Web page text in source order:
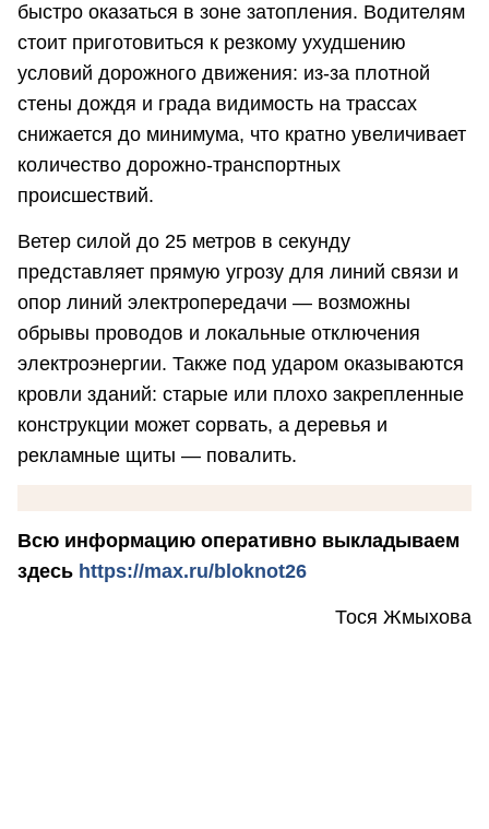
быстро оказаться в зоне затопления. Водителям
стоит приготовиться к резкому ухудшению
условий дорожного движения: из-за плотной
стены дождя и града видимость на трассах
снижается до минимума, что кратно увеличивает
количество дорожно-транспортных
происшествий.
Ветер силой до 25 метров в секунду
представляет прямую угрозу для линий связи и
опор линий электропередачи — возможны
обрывы проводов и локальные отключения
электроэнергии. Также под ударом оказываются
кровли зданий: старые или плохо закрепленные
конструкции может сорвать, а деревья и
рекламные щиты — повалить.
Всю информацию оперативно выкладываем
здесь https://max.ru/bloknot26
Тося Жмыхова